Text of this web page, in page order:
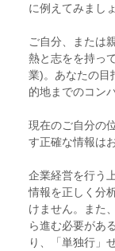
に例えてみましょ
ご自分、または
熱と志をを持っ
業)。あなたの目
的地までのコン
現在のご自分の
す正確な情報は
企業経営を行う
情報を正しく分
けません。また
ら進む必要があ
り、「単独行」